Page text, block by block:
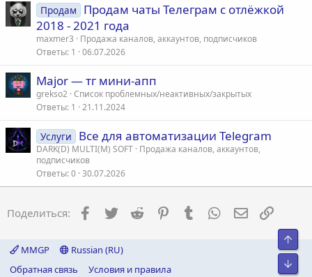
Продам
Продам чаты Телеграм с отлёжкой
2018 - 2021 года
maxmer3
Продажа каналов, аккаунтов, подписчиков
Ответы 1 06.07.2026
Major — тг мини-апп
grekso2 Список проблемных/неактивных/закрытых
Ответы 1 21.11.2024
Услуги Все для автоматизации Telegram
DARK(D) MULTI(M) SOFT Продажа каналов, аккаунтов,
подписчиков
Ответы 0 30.07.2026
Поделиться: Facebook
Twitter Reddit PinterestTumblr WhatsApp
MMGP
Russian (RU)
Обратная связь
Условия и правила